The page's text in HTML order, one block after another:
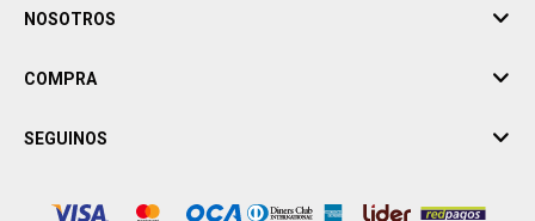
NOSOTROS
COMPRA
SEGUINOS